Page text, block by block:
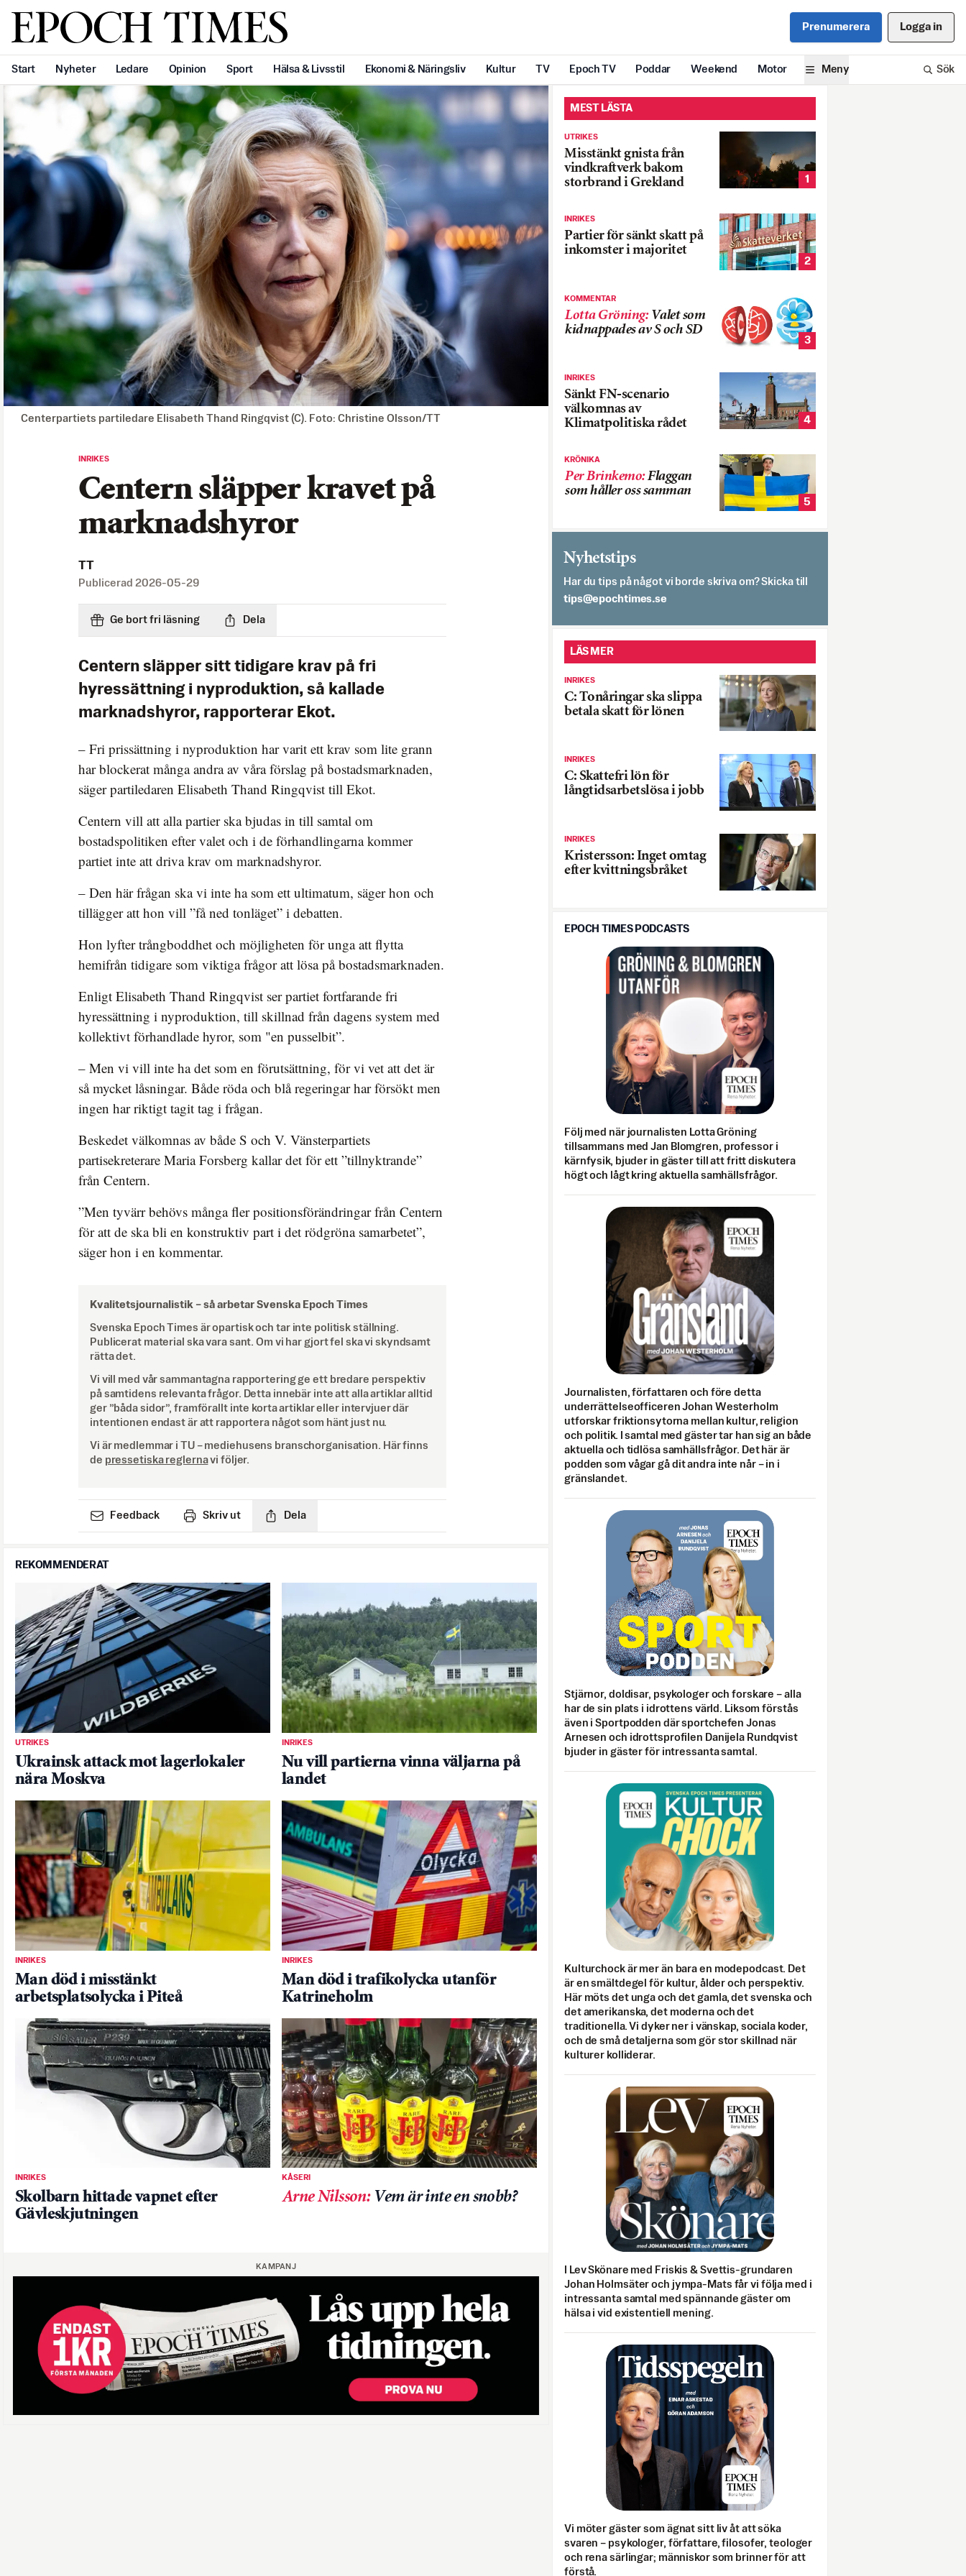
Svenska Epoch Times Prenumerera Logga in
Start Nyheter Ledare Opinion Sport Hälsa & Livsstil Ekonomi & Näringsliv Kultur TV Epoch TV Poddar Weekend Motor Meny Sök
Centerpartiets partiledare Elisabeth Thand Ringqvist (C). Foto: Christine Olsson/TT
INRIKES
Centern släpper kravet på
marknadshyror
TT
Publicerad 2026-05-29
Ge bort fri läsning Dela
Centern släpper sitt tidigare krav på fri
hyressättning i nyproduktion, så kallade
marknadshyror, rapporterar Ekot.
– Fri prissättning i nyproduktion har varit ett krav som lite grann
har blockerat många andra av våra förslag på bostadsmarknaden,
säger partiledaren Elisabeth Thand Ringqvist till Ekot.
Centern vill att alla partier ska bjudas in till samtal om
bostadspolitiken efter valet och i de förhandlingarna kommer
partiet inte att driva krav om marknadshyror.
– Den här frågan ska vi inte ha som ett ultimatum, säger hon och
tillägger att hon vill ”få ned tonläget” i debatten.
Hon lyfter trångboddhet och möjligheten för unga att flytta
hemifrån tidigare som viktiga frågor att lösa på bostadsmarknaden.
Enligt Elisabeth Thand Ringqvist ser partiet fortfarande fri
hyressättning i nyproduktion, till skillnad från dagens system med
kollektivt förhandlade hyror, som "en pusselbit”.
– Men vi vill inte ha det som en förutsättning, för vi vet att det är
så mycket låsningar. Både röda och blå regeringar har försökt men
ingen har riktigt tagit tag i frågan.
Beskedet välkomnas av både S och V. Vänsterpartiets
partisekreterare Maria Forsberg kallar det för ett ”tillnyktrande”
från Centern.
”Men tyvärr behövs många fler positionsförändringar från Centern
för att de ska bli en konstruktiv part i det rödgröna samarbetet”,
säger hon i en kommentar.
Kvalitetsjournalistik – så arbetar Svenska Epoch Times
Svenska Epoch Times är opartisk och tar inte politisk ställning.
Publicerat material ska vara sant. Om vi har gjort fel ska vi skyndsamt
rätta det.
Vi vill med vår sammantagna rapportering ge ett bredare perspektiv
på samtidens relevanta frågor. Detta innebär inte att alla artiklar alltid
ger ”båda sidor”, framförallt inte korta artiklar eller intervjuer där
intentionen endast är att rapportera något som hänt just nu.
Vi är medlemmar i TU – mediehusens branschorganisation. Här finns
de pressetiska reglernavi följer.
Feedback Skriv ut Dela
REKOMMENDERAT
UTRIKES
Ukrainsk attack mot lagerlokaler
nära Moskva
INRIKES
Nu vill partierna vinna väljarna på
landet
INRIKES
Man död i misstänkt
arbetsplatsolycka i Piteå
INRIKES
Man död i trafikolycka utanför
Katrineholm
INRIKES
Skolbarn hittade vapnet efter
Gävleskjutningen
KÅSERI
Arne Nilsson: Vem är inte en snobb?
KAMPANJ
MEST LÄSTA
UTRIKES
Misstänkt gnista från
vindkraftverk bakom
storbrand i Grekland
1
INRIKES
Partier för sänkt skatt på
inkomster i majoritet
2
KOMMENTAR
Lotta Gröning: Valet som
kidnappades av S och SD
3
INRIKES
Sänkt FN-scenario
välkomnas av
Klimatpolitiska rådet
4
KRÖNIKA
Per Brinkemo:Flaggan
som håller oss samman
5
Nyhetstips
Har du tips på något vi borde skriva om? Skicka till
es.semithcope@spit
LÄS MER
INRIKES
C: Tonåringar ska slippa
betala skatt för lönen
INRIKES
C: Skattefri lön för
långtidsarbetslösa i jobb
INRIKES
Kristersson: Inget omtag
efter kvittningsbråket
EPOCH TIMES PODCASTS
Följ med när journalisten Lotta Gröning
tillsammans med Jan Blomgren, professor i
kärnfysik, bjuder in gäster till att fritt diskutera
högt och lågt kring aktuella samhällsfrågor.
Journalisten, författaren och före detta
underrättelseofficeren Johan Westerholm
utforskar friktionsytorna mellan kultur, religion
och politik. I samtal med gäster tar han sig an både
aktuella och tidlösa samhällsfrågor. Det här är
podden som vågar gå dit andra inte når – in i
gränslandet.
Stjärnor, doldisar, psykologer och forskare – alla
har de sin plats i idrottens värld. Liksom förstås
även i Sportpodden där sportchefen Jonas
Arnesen och idrottsprofilen Danijela Rundqvist
bjuder in gäster för intressanta samtal.
Kulturchock är mer än bara en modepodcast. Det
är en smältdegel för kultur, ålder och perspektiv.
Här möts det unga och det gamla, det svenska och
det amerikanska, det moderna och det
traditionella. Vi dyker ner i vänskap, sociala koder,
och de små detaljerna som gör stor skillnad när
kulturer kolliderar.
I Lev Skönare med Friskis & Svettis-grundaren
Johan Holmsäter och jympa-Mats får vi följa med i
intressanta samtal med spännande gäster om
hälsa i vid existentiell mening.
Vi möter gäster som ägnat sitt liv åt att söka
svaren – psykologer, författare, filosofer, teologer
och rena särlingar; människor som brinner för att
förstå.